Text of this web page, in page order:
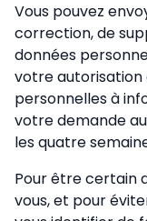
Vous pouvez
correction, de
données
votre autorisation
personnelles à
votre demande
les quatre
Pour être certain
vous, et pour